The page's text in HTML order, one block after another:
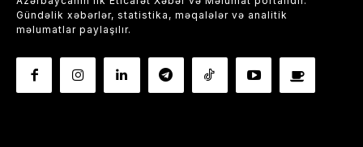
Gündəlik xəbərlər, statistika, məqalələr və analitik
məlumatlar paylaşılır.